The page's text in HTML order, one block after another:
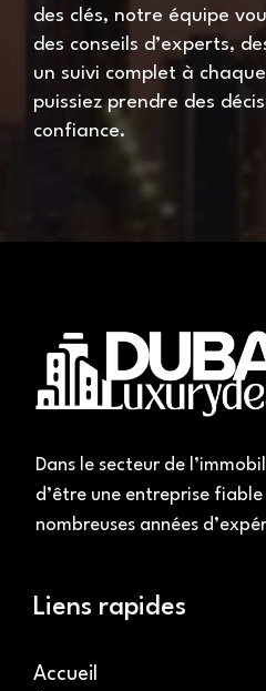
des clés, notre équipe
des conseils d’experts,
un suivi complet à
puissiez prendre des
confiance.
Dans le secteur de
d’être une entreprise
nombreuses années
Liens rapides
Accueil